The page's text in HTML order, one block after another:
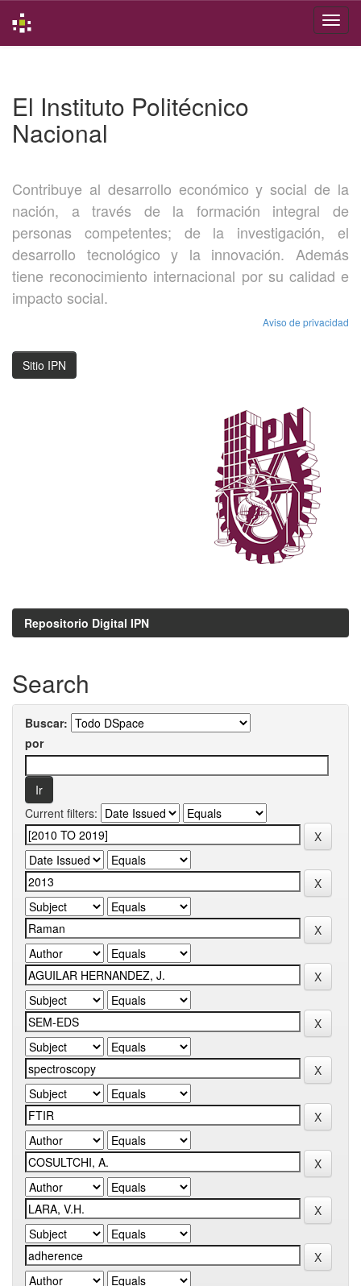
El Instituto Politécnico
Nacional
Contribuye al desarrollo económico y social de la
nación, a través de la formación integral de
personas competentes; de la investigación, el
desarrollo tecnológico y la innovación. Además
tiene reconocimiento internacional por su calidad e
impacto social.
Aviso de privacidad
Sitio IPN
Repositorio Digital IPN
Search
Buscar:
por
Current filters: